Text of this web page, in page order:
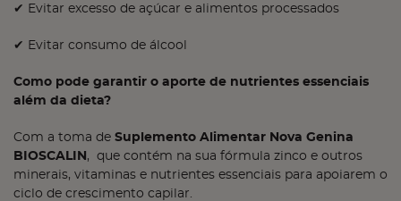
✔ Evitar excesso de açúcar e alimentos processados
✔ Evitar consumo de álcool
Como pode garantir o aporte de nutrientes essenciais
além da dieta?
Com a toma de Suplemento Alimentar Nova Genina
BIOSCALIN , que contém na sua fórmula zinco e outros
minerais, vitaminas e nutrientes essenciais para apoiarem o
ciclo de crescimento capilar.